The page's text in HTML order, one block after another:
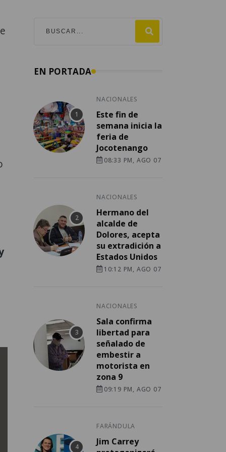
EN PORTADA
NACIONALES
Este fin de
semana inicia la
feria de
Jocotenango
08:33 PM, AGO 07
NACIONALES
Hermano del
alcalde de
Dolores, acepta
su extradición a
Estados Unidos
10:12 PM, AGO 07
NACIONALES
Sala confirma
libertad para
señalado de
embestir a
motorista en
zona 9
09:19 PM, AGO 07
FARÁNDULA
Jim Carrey